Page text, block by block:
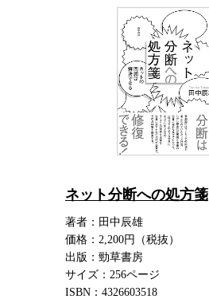
ネット分断への処方箋
著者：田中辰雄
価格：2,200円（税抜）
出版：勁草書房
サイズ：256ページ
ISBN：4326603518